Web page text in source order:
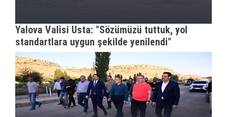
Yalova Valisi Usta: "Sözümüzü tuttuk, yol
standartlara uygun şekilde yenilendi"